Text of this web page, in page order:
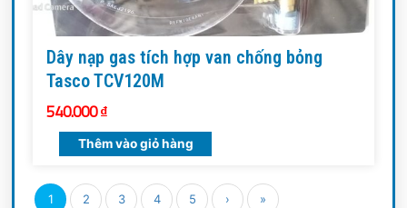
Dây nạp gas tích hợp van chống bỏng
Tasco TCV120M
540.000₫
Thêm vào giỏ hàng
1 2 3 4 5 › »